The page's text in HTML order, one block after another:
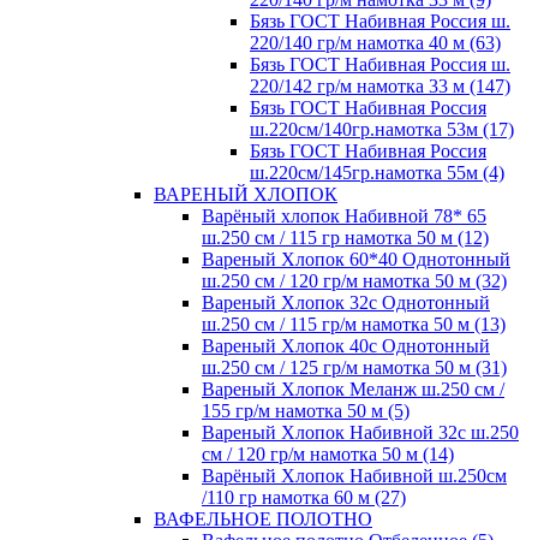
Бязь ГОСТ Набивная Россия ш.
220/140 гр/м намотка 40 м (63)
Бязь ГОСТ Набивная Россия ш.
220/142 гр/м намотка 33 м (147)
Бязь ГОСТ Набивная Россия
ш.220см/140гр.намотка 53м (17)
Бязь ГОСТ Набивная Россия
ш.220см/145гр.намотка 55м (4)
ВАРЕНЫЙ ХЛОПОК
Варёный хлопок Набивной 78* 65
ш.250 см / 115 гр намотка 50 м (12)
Вареный Хлопок 60*40 Однотонный
ш.250 см / 120 гр/м намотка 50 м (32)
Вареный Хлопок 32с Однотонный
ш.250 см / 115 гр/м намотка 50 м (13)
Вареный Хлопок 40с Однотонный
ш.250 см / 125 гр/м намотка 50 м (31)
Вареный Хлопок Меланж ш.250 см /
155 гр/м намотка 50 м (5)
Вареный Хлопок Набивной 32с ш.250
см / 120 гр/м намотка 50 м (14)
Варёный Хлопок Набивной ш.250см
/110 гр намотка 60 м (27)
ВАФЕЛЬНОЕ ПОЛОТНО